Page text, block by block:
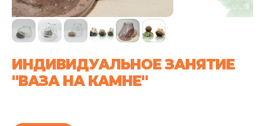
ИНДИВИДУАЛЬНОЕ ЗАНЯТИЕ
"ВАЗА НА КАМНЕ"